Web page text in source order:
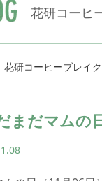
花研コーヒ
花研コーヒーブレイク
まだマムの